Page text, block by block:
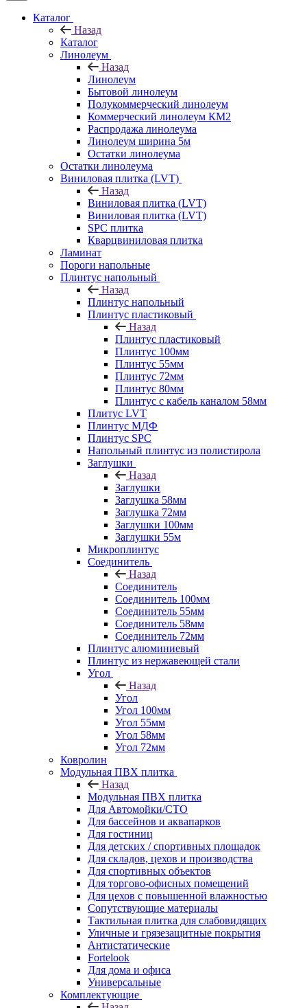
Каталог
Назад
Каталог
Линолеум
Назад
Линолеум
Бытовой линолеум
Полукоммерческий линолеум
Коммерческий линолеум КМ2
Распродажа линолеума
Линолеум ширина 5м
Остатки линолеума
Остатки линолеума
Виниловая плитка (LVT)
Назад
Виниловая плитка (LVT)
Виниловая плитка (LVT)
SPC плитка
Кварцвиниловая плитка
Ламинат
Пороги напольные
Плинтус напольный
Назад
Плинтус напольный
Плинтус пластиковый
Назад
Плинтус пластиковый
Плинтус 100мм
Плинтус 55мм
Плинтус 72мм
Плинтус 80мм
Плинтус с кабель каналом 58мм
Плитус LVT
Плинтус МДФ
Плинтус SPC
Напольный плинтус из полистирола
Заглушки
Назад
Заглушки
Заглушка 58мм
Заглушка 72мм
Заглушки 100мм
Заглушки 55м
Микроплинтус
Соединитель
Назад
Соединитель
Соединитель 100мм
Соединитель 55мм
Соединитель 58мм
Соединитель 72мм
Плинтус алюминиевый
Плинтус из нержавеющей стали
Угол
Назад
Угол
Угол 100мм
Угол 55мм
Угол 58мм
Угол 72мм
Ковролин
Модульная ПВХ плитка
Назад
Модульная ПВХ плитка
Для Автомойки/СТО
Для бассейнов и аквапарков
Для гостиниц
Для детских / спортивных площадок
Для складов, цехов и производства
Для спортивных объектов
Для торгово-офисных помещений
Для цехов с повышенной влажностью
Сопутствующие материалы
Тактильная плитка для слабовидящих
Уличные и грязезащитные покрытия
Антистатические
Fortelook
Для дома и офиса
Универсальные
Комплектующие